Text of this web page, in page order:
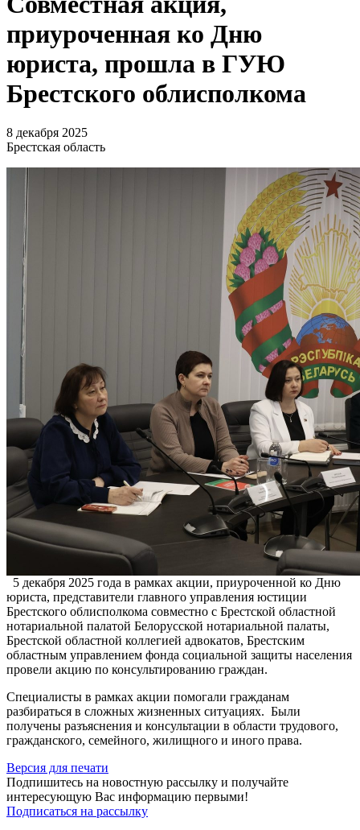
приуроченная ко Дню
юриста, прошла в ГУЮ
Брестского облисполкома
8 декабря 2025
Брестская область
5 декабря 2025 года в рамках акции, приуроченной ко Дню
юриста, представители главного управления юстиции
Брестского облисполкома совместно с Брестской областной
нотариальной палатой Белорусской нотариальной палаты,
Брестской областной коллегией адвокатов, Брестским
областным управлением фонда социальной защиты населения
провели акцию по консультированию граждан.
Специалисты в рамках акции помогали гражданам
разбираться в сложных жизненных ситуациях. Были
получены разъяснения и консультации в области трудового,
гражданского, семейного, жилищного и иного права.
Версия для печати
Подпишитесь на новостную рассылку и получайте
интересующую Вас информацию первыми!
Подписаться на рассылку